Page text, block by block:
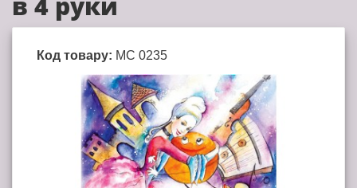
Код товару: МС 0235